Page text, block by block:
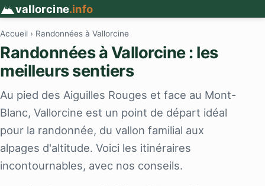
vallorcine.info
Accueil › Randonnées à Vallorcine
Randonnées à Vallorcine : les
meilleurs sentiers
Au pied des Aiguilles Rouges et face au Mont-
Blanc, Vallorcine est un point de départ idéal
pour la randonnée, du vallon familial aux
alpages d'altitude. Voici les itinéraires
incontournables, avec nos conseils.